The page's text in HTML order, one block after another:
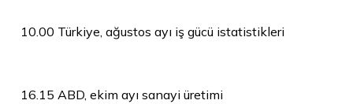
10.00 Türkiye, ağustos ayı iş gücü istatistikleri
16.15 ABD, ekim ayı sanayi üretimi